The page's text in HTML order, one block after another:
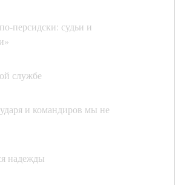
персидски: судьи и
службе
и командиров мы не
надежды